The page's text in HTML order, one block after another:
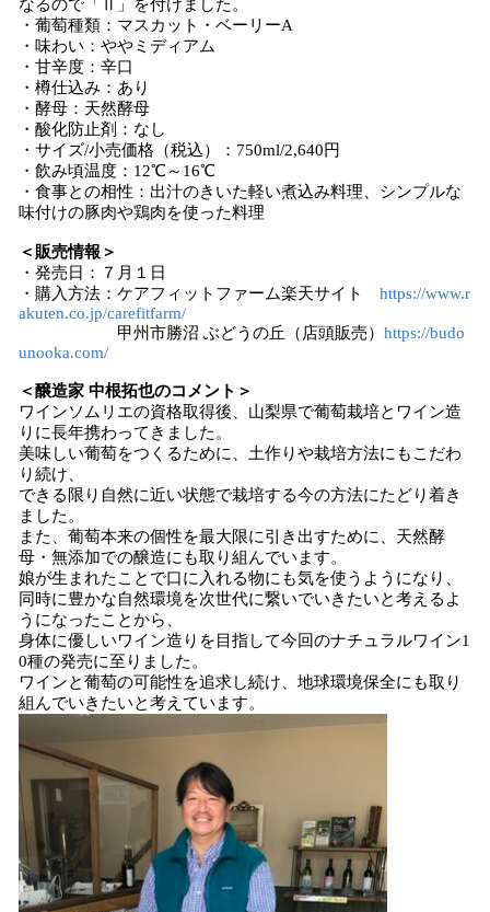
なるので「Ⅱ」を付けました。
・葡萄種類：マスカット・ベーリーA
・味わい：ややミディアム
・甘辛度：辛口
・樽仕込み：あり
・酵母：天然酵母
・酸化防止剤：なし
・サイズ/小売価格（税込）：750ml/2,640円
・飲み頃温度：12℃～16℃
・食事との相性：出汁のきいた軽い煮込み料理、シンプルな
味付けの豚肉や鶏肉を使った料理
＜販売情報＞
・発売日：７月１日
・購入方法：ケアフィットファーム楽天サイト https://www.r
akuten.co.jp/carefitfarm/
甲州市勝沼 ぶどうの丘（店頭販売） https://budo
unooka.com/
＜醸造家 中根拓也のコメント＞
ワインソムリエの資格取得後、山梨県で葡萄栽培とワイン造
りに長年携わってきました。
美味しい葡萄をつくるために、土作りや栽培方法にもこだわ
り続け、
できる限り自然に近い状態で栽培する今の方法にたどり着き
ました。
また、葡萄本来の個性を最大限に引き出すために、天然酵
母・無添加での醸造にも取り組んでいます。
娘が生まれたことで口に入れる物にも気を使うようになり、
同時に豊かな自然環境を次世代に繋いでいきたいと考えるよ
うになったことから、
身体に優しいワイン造りを目指して今回のナチュラルワイン1
0種の発売に至りました。
ワインと葡萄の可能性を追求し続け、地球環境保全にも取り
組んでいきたいと考えています。